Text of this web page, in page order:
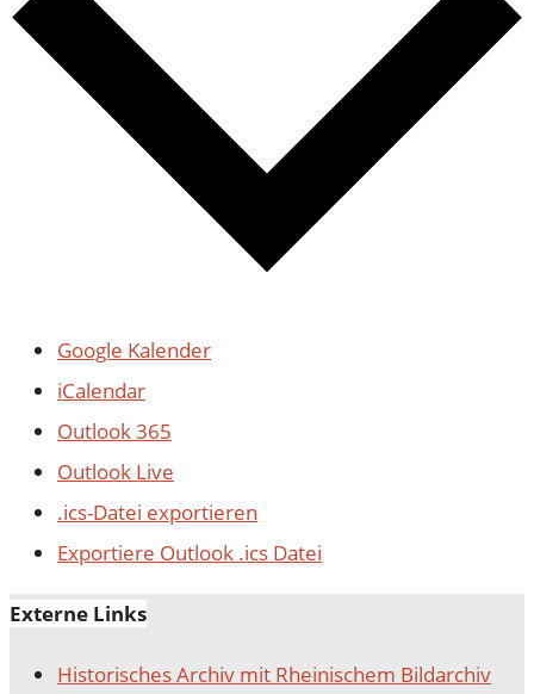
Google Kalender
iCalendar
Outlook 365
Outlook Live
.ics-Datei exportieren
Exportiere Outlook .ics Datei
Externe Links
Historisches Archiv mit Rheinischem Bildarchiv